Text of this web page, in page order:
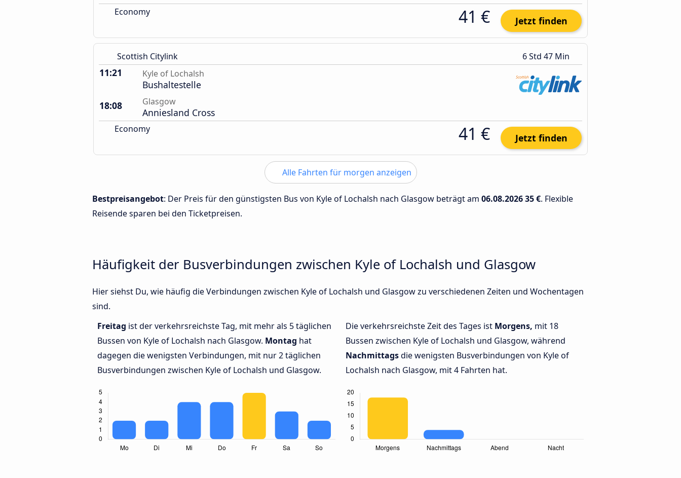
Economy 41 € Jetzt finden
Scottish Citylink 6 Std 47 Min
11:21 Kyle of Lochalsh
Bushaltestelle
18:08
Glasgow
Anniesland Cross
Economy 41 € Jetzt finden
Alle Fahrten für morgen anzeigen
Bestpreisangebot: Der Preis für den günstigsten Bus von Kyle of Lochalsh nach Glasgow beträgt am 06.08.202635 €. Flexible
Reisende sparen bei den Ticketpreisen.
Häufigkeit der Busverbindungen zwischen Kyle of Lochalsh und Glasgow
Hier siehst Du, wie häufig die Verbindungen zwischen Kyle of Lochalsh und Glasgow zu verschiedenen Zeiten und Wochentagen
sind.
Freitag ist der verkehrsreichste Tag, mit mehr als 5 täglichen
Bussen von Kyle of Lochalsh nach Glasgow. Montag hat
dagegen die wenigsten Verbindungen, mit nur 2 täglichen
Busverbindungen zwischen Kyle of Lochalsh und Glasgow.
Die verkehrsreichste Zeit des Tages ist Morgens, mit 18
Bussen zwischen Kyle of Lochalsh und Glasgow, während
Nachmittagsdie wenigsten Busverbindungen von Kyle of
Lochalsh nach Glasgow, mit 4 Fahrten hat.